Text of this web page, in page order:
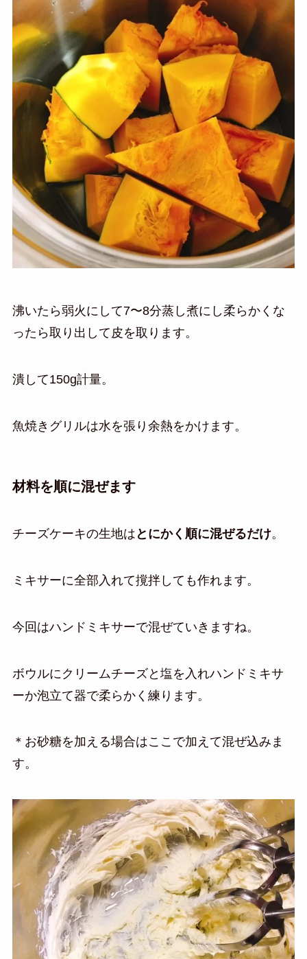
沸いたら弱火にして7〜8分蒸し煮にし柔らかくな
ったら取り出して皮を取ります。
潰して150g計量。
魚焼きグリルは水を張り余熱をかけます。
材料を順に混ぜます
チーズケーキの生地は とにかく順に混ぜるだけ。
ミキサーに全部入れて撹拌しても作れます。
今回はハンドミキサーで混ぜていきますね。
ボウルにクリームチーズと塩を入れハンドミキサ
ーか泡立て器で柔らかく練ります。
＊お砂糖を加える場合はここで加えて混ぜ込みま
す。